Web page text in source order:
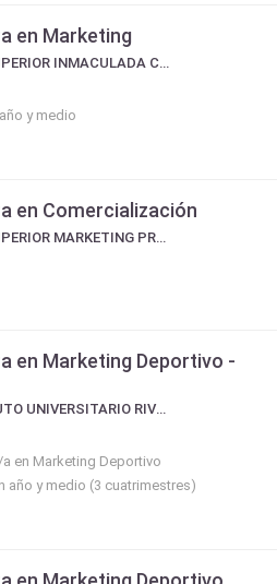
en Marketing
INSTITUTO SUPERIOR INMACULADA CONCEPCIÓN RED FASTA
y medio
en Comercialización
INSTITUTO SUPERIOR MARKETING PROFESIONAL
en Marketing Deportivo -
IURP - INSTITUTO UNIVERSITARIO RIVER PLATE
en Marketing Deportivo
año y medio (3 cuatrimestres)